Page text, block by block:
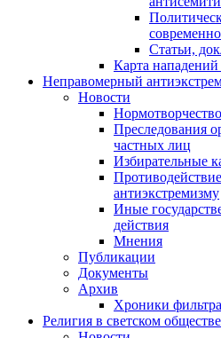
Статьи,
Карта
Неправомерный
Новости
Нормотворчество
Преследования
частных лиц
Избирательные
антиэкстремизму
Иные
действия
Мнения
Публикации
Документы
Архив
Хроники
Религия в светском обществе